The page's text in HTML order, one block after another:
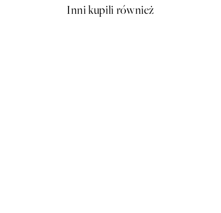
Inni kupili również